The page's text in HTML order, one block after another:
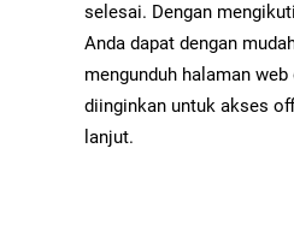
selesai. Dengan
Anda dapat dengan
mengunduh halaman
diinginkan untuk akses
lanjut.